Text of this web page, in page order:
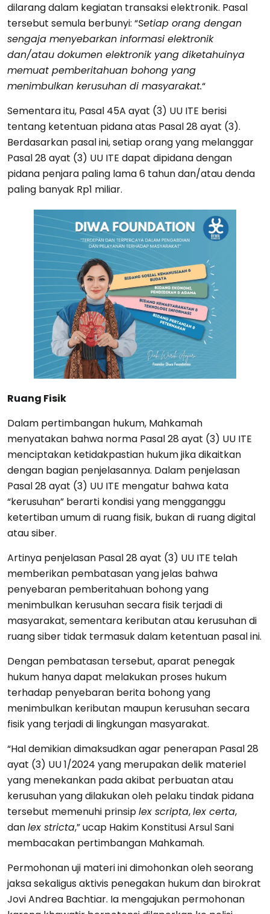
dilarang dalam kegiatan transaksi elektronik. Pasal
tersebut semula berbunyi: “Setiap orang dengan
sengaja menyebarkan informasi elektronik
dan/atau dokumen elektronik yang diketahuinya
memuat pemberitahuan bohong yang
menimbulkan kerusuhan di masyarakat.“
Sementara itu, Pasal 45A ayat (3) UU ITE berisi
tentang ketentuan pidana atas Pasal 28 ayat (3).
Berdasarkan pasal ini, setiap orang yang melanggar
Pasal 28 ayat (3) UU ITE dapat dipidana dengan
pidana penjara paling lama 6 tahun dan/atau denda
paling banyak Rp1 miliar.
Ruang Fisik
Dalam pertimbangan hukum, Mahkamah
menyatakan bahwa norma Pasal 28 ayat (3) UU ITE
menciptakan ketidakpastian hukum jika dikaitkan
dengan bagian penjelasannya. Dalam penjelasan
Pasal 28 ayat (3) UU ITE mengatur bahwa kata
“kerusuhan” berarti kondisi yang mengganggu
ketertiban umum di ruang fisik, bukan di ruang digital
atau siber.
Artinya penjelasan Pasal 28 ayat (3) UU ITE telah
memberikan pembatasan yang jelas bahwa
penyebaran pemberitahuan bohong yang
menimbulkan kerusuhan secara fisik terjadi di
masyarakat, sementara keributan atau kerusuhan di
ruang siber tidak termasuk dalam ketentuan pasal ini.
Dengan pembatasan tersebut, aparat penegak
hukum hanya dapat melakukan proses hukum
terhadap penyebaran berita bohong yang
menimbulkan keributan maupun kerusuhan secara
fisik yang terjadi di lingkungan masyarakat.
“Hal demikian dimaksudkan agar penerapan Pasal 28
ayat (3) UU 1/2024 yang merupakan delik materiel
yang menekankan pada akibat perbuatan atau
kerusuhan yang dilakukan oleh pelaku tindak pidana
tersebut memenuhi prinsiplex scripta,lex certa,
danlex stricta,” ucap Hakim Konstitusi Arsul Sani
membacakan pertimbangan Mahkamah.
Permohonan uji materi ini dimohonkan oleh seorang
jaksa sekaligus aktivis penegakan hukum dan birokrat
Jovi Andrea Bachtiar. Ia mengajukan permohonan